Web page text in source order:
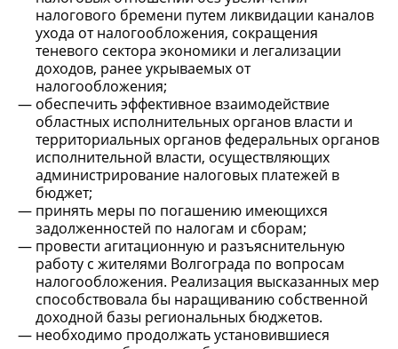
налогового бремени путем ликвидации каналов
ухода от налогообложения, сокращения
теневого сектора экономики и легализации
доходов, ранее укрываемых от
налогообложения;
обеспечить эффективное взаимодействие
областных исполнительных органов власти и
территориальных органов федеральных органов
исполнительной власти, осуществляющих
администрирование налоговых платежей в
бюджет;
принять меры по погашению имеющихся
задолженностей по налогам и сборам;
провести агитационную и разъяснительную
работу с жителями Волгограда по вопросам
налогообложения. Реализация высказанных мер
способствовала бы наращиванию собственной
доходной базы региональных бюджетов.
необходимо продолжать установившиеся